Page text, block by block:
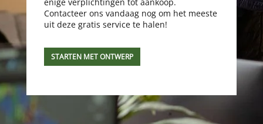
Contacteer ons vandaag nog om het meeste
uit deze gratis service te halen!
STARTEN MET ONTWERP